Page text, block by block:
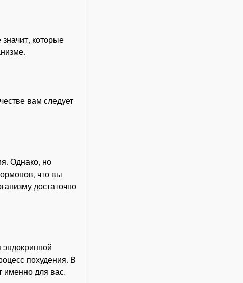
вам следует
Однако, но
что вы
достаточно
похудения. В
именно для вас.